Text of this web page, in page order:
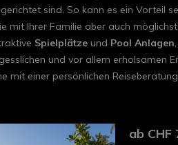
sind. So kann es ein Vorteil
mit Ihrer Familie aber auch
Spielplätze und Pool Anlagen
und vor allem erholsamen
mit einer persönlichen
ab CHF